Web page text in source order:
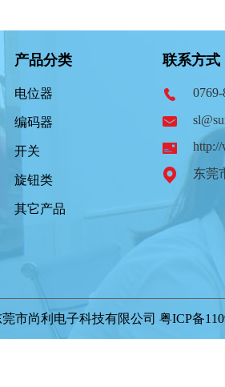
产品分类
电位器
编码器
开关
旋钮类
其它产品
联系方式
http://
东莞
市尚利电子科技有限公司 粤ICP备